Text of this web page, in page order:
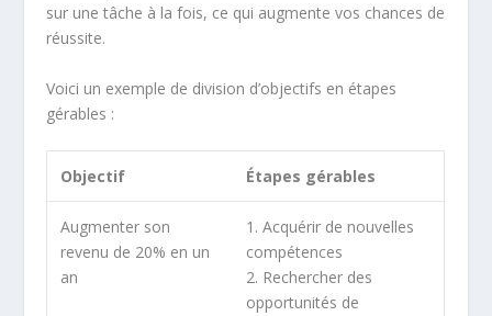
sur une tâche à la fois, ce qui augmente vos chances de
réussite.
Voici un exemple de division d’objectifs en étapes
gérables :
Objectif Étapes gérables
Augmenter son
revenu de 20% en un
an
1. Acquérir de nouvelles
compétences
2. Rechercher des
opportunités de